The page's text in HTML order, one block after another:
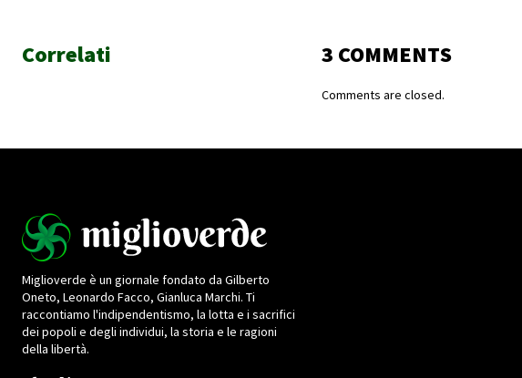
Correlati 3 COMMENTS
Comments are closed.
Miglioverde è un giornale fondato da Gilberto
Oneto, Leonardo Facco, Gianluca Marchi. Ti
raccontiamo l'indipendentismo, la lotta e i sacrifici
dei popoli e degli individui, la storia e le ragioni
della libertà.